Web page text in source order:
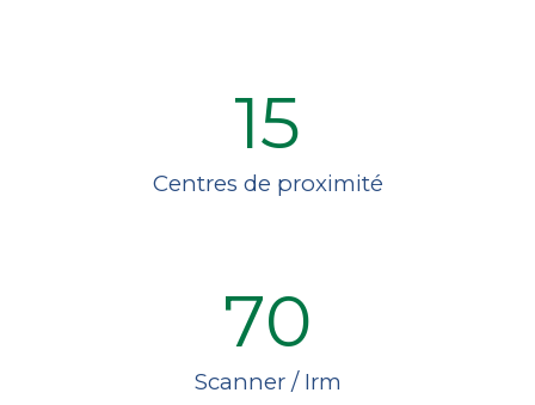
15
Centres de proximité
70
Scanner / Irm